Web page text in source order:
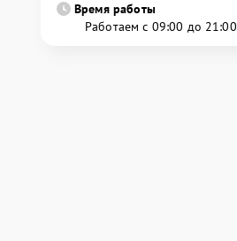
Время работы
Работаем с 09:00 до 21:00